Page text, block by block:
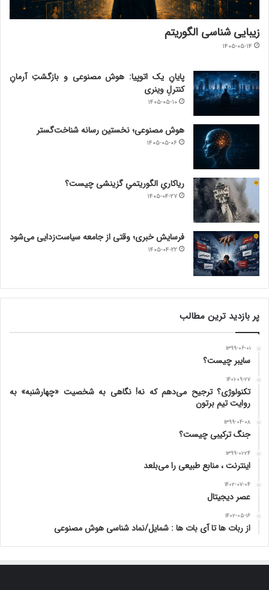
زیبایی شناسی الگوریتم
۱۴۰۵-۰۵-۱۴
پایانِ یک اتوپیا: هوش مصنوعی و بازگشتِ آرمانِ
کنترلِ وینری
۱۴۰۵-۰۵-۱۰
هوش مصنوعی؛ نخستین رسانه شناخت‌گستر
۱۴۰۵-۰۵-۰۶
ریاکاریِ الگوریتمیِ گزینشی چیست؟
۱۴۰۵-۰۴-۲۷
فرسایش خبری؛ وقتی از جامعه سیاست‌زدایی می‌شود
۱۴۰۵-۰۴-۲۲
پر بازدید ترین مطالب
۱۳۹۹-۰۶-۰۱
سایبر چیست؟
۱۴۰۱-۰۹-۲۷
تکنولوژی؟ ترجیح می‌دهم که نه! نگاهی به شخصیت «چهارشنبه» به
روایت تیم برتون
۱۳۹۹-۰۴-۰۸
جنگ ترکیبی چیست؟
۱۳۹۹-۰۱-۲۴
اینترنت ، منابع طبیعی را می‌بلعد
۱۴۰۲-۰۷-۰۴
عصر دیجیتال
۱۴۰۲-۰۵-۱۶
از ربات ها تا آی بات ها : شمایل/نماد شناسی هوش مصنوعی